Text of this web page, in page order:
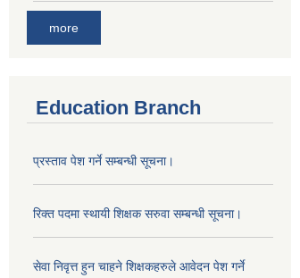
more
Education Branch
प्रस्ताव पेश गर्ने सम्बन्धी सूचना।
रिक्त पदमा स्थायी शिक्षक सरुवा सम्बन्धी सूचना।
सेवा निवृत्त हुन चाहने शिक्षकहरुले आवेदन पेश गर्ने